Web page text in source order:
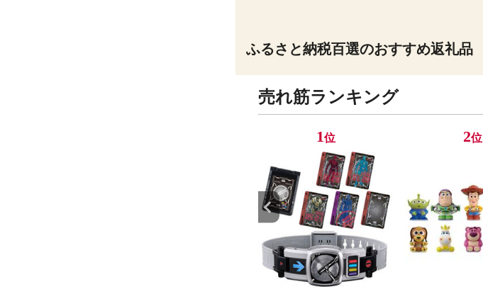
ふるさと納税百選のおすすめ返礼品
売れ筋ランキング
1位 2位